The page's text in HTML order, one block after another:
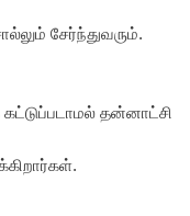
சேர்ந்துவரும்.
தன்னாட்சி